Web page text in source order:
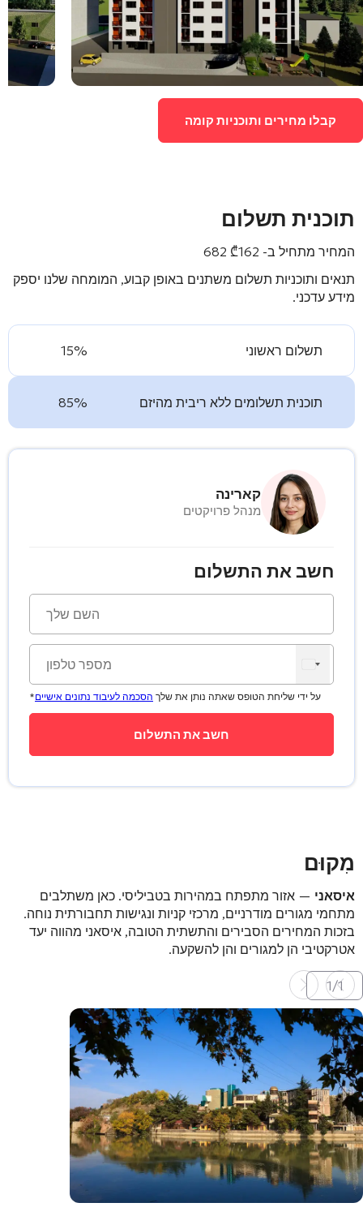
קבלו מחירים ותוכניות קומה
תוכנית תשלום
המחיר מתחיל ב- ₾162 682
תנאים ותוכניות תשלום משתנים באופן קבוע, המומחה שלנו יספק
מידע עדכני.
תשלום ראשוני 15%
תוכנית תשלומים ללא ריבית מהיזם 85%
קארינה
מנהל פרויקטים
חשב את התשלום
*על ידי שליחת הטופס שאתה נותן את שלך הסכמה לעיבוד נתונים אישיים
מִקוּם
איסאני — אזור מתפתח במהירות בטביליסי. כאן משתלבים
מתחמי מגורים מודרניים, מרכזי קניות ונגישות תחבורתית נוחה.
בזכות המחירים הסבירים והתשתית הטובה, איסאני מהווה יעד
אטרקטיבי הן למגורים והן להשקעה.
1
/
1